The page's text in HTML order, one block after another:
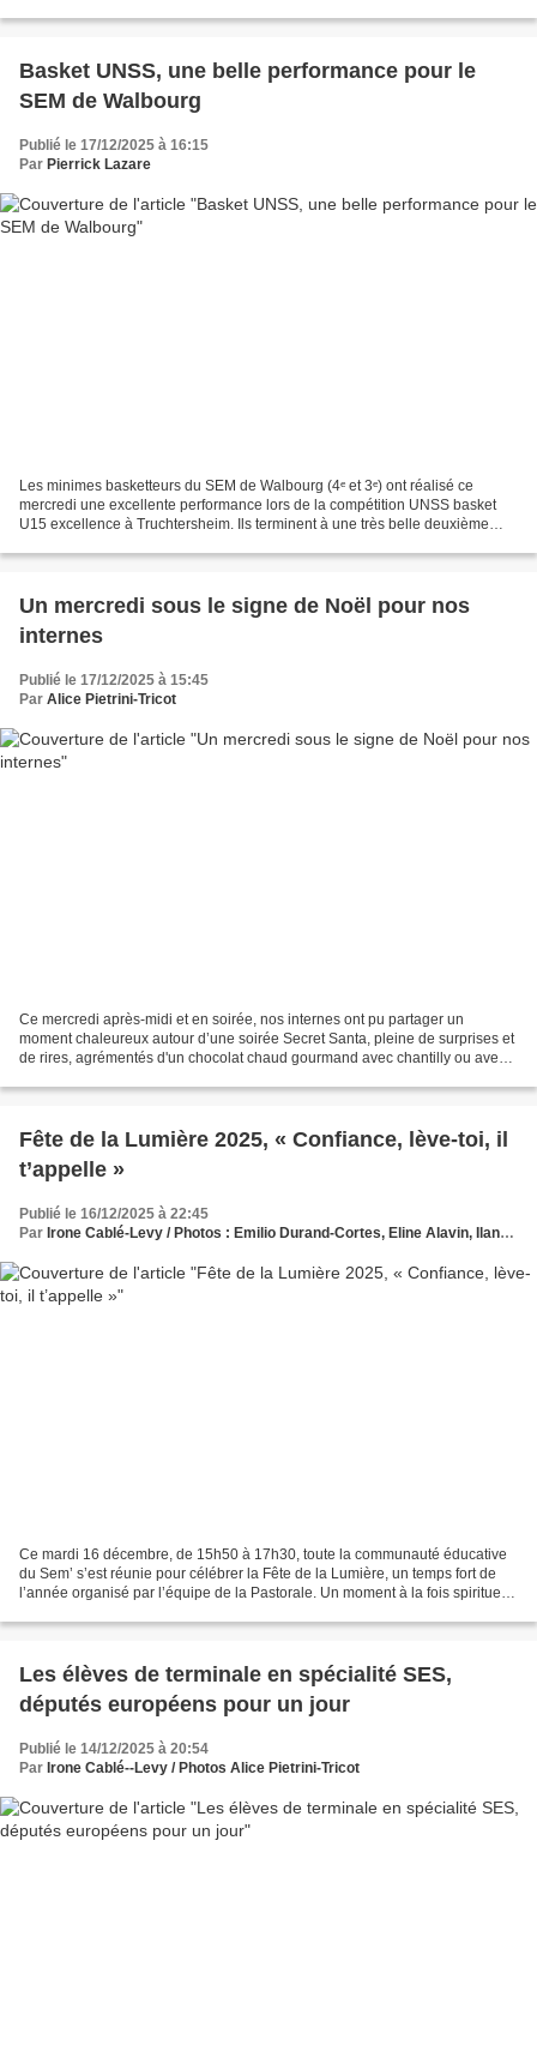
Basket UNSS, une belle performance pour le
SEM de Walbourg
Publié le 17/12/2025 à 16:15
Par Pierrick Lazare
Les minimes basketteurs du SEM de Walbourg (4ᵉ et 3ᵉ) ont réalisé ce
mercredi une excellente performance lors de la compétition UNSS basket
U15 excellence à Truchtersheim. Ils terminent à une très belle deuxième
Un mercredi sous le signe de Noël pour nos
internes
Publié le 17/12/2025 à 15:45
Par Alice Pietrini-Tricot
Ce mercredi après-midi et en soirée, nos internes ont pu partager un
moment chaleureux autour d’une soirée Secret Santa, pleine de surprises et
de rires, agrémentés d'un chocolat chaud gourmand avec chantilly ou avec
Fête de la Lumière 2025, « Confiance, lève-toi, il
t’appelle »
Publié le 16/12/2025 à 22:45
Par Irone Cablé-Levy / Photos : Emilio Durand-Cortes, Eline Alavin, Ilana Rieffel, Leo Thith, Clement Tran, Chloe Roussel, Noa Mandelli-Schaeffer, Romain Lang et Paul-Henri Schrodi
Ce mardi 16 décembre, de 15h50 à 17h30, toute la communauté éducative
du Sem’ s’est réunie pour célébrer la Fête de la Lumière, un temps fort de
l’année organisé par l’équipe de la Pastorale. Un moment à la fois spirituel,
Les élèves de terminale en spécialité SES,
députés européens pour un jour
Publié le 14/12/2025 à 20:54
Par Irone Cablé--Levy / Photos Alice Pietrini-Tricot